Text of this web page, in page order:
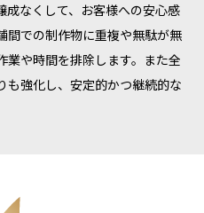
成なくして、お客様への安心感
間での制作物に重複や無駄が無
業や時間を排除します。また全
も強化し、安定的かつ継続的な